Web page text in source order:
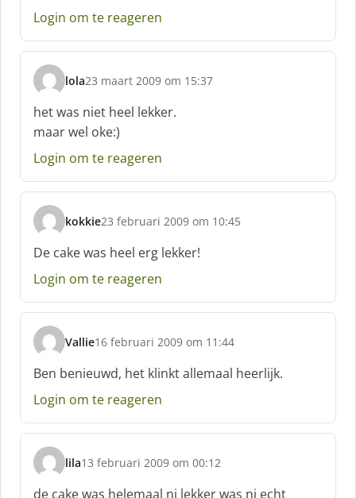
:Login om te reageren
lola
s
c
h
r
e
f
23 maart 2009 om 15:37
het was niet heel lekker.
maar wel oke:)
Login om te reageren
kokkie
s
c
h
r
e
f
:
23 februari 2009 om 10:45
De cake was heel erg lekker!
Login om te reageren
Vallie
s
c
h
r
e
f
:
16 februari 2009 om 11:44
Ben benieuwd, het klinkt allemaal heerlijk.
Login om te reageren
lila
s
13 februari 2009 om 00:12
de cake was helemaal ni lekker was ni echt